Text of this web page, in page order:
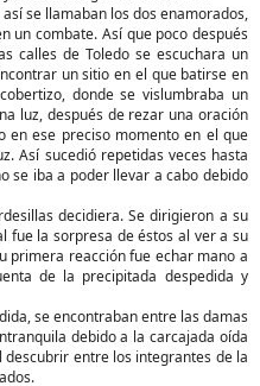
se llamaban los dos enamorados,
un combate. Así que poco después
calles de Toledo se escuchara un
un sitio en el que batirse en
donde se vislumbraba un
luz, después de rezar una oración
en ese preciso momento en el que
Así sucedió repetidas veces hasta
se iba a poder llevar a cabo debido
decidiera. Se dirigieron a su
fue la sorpresa de éstos al ver a su
primera reacción fue echar mano a
de la precipitada despedida y
se encontraban entre las damas
debido a la carcajada oída
entre los integrantes de la